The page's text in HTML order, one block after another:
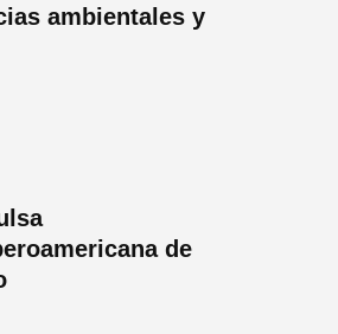
ambientales y
de